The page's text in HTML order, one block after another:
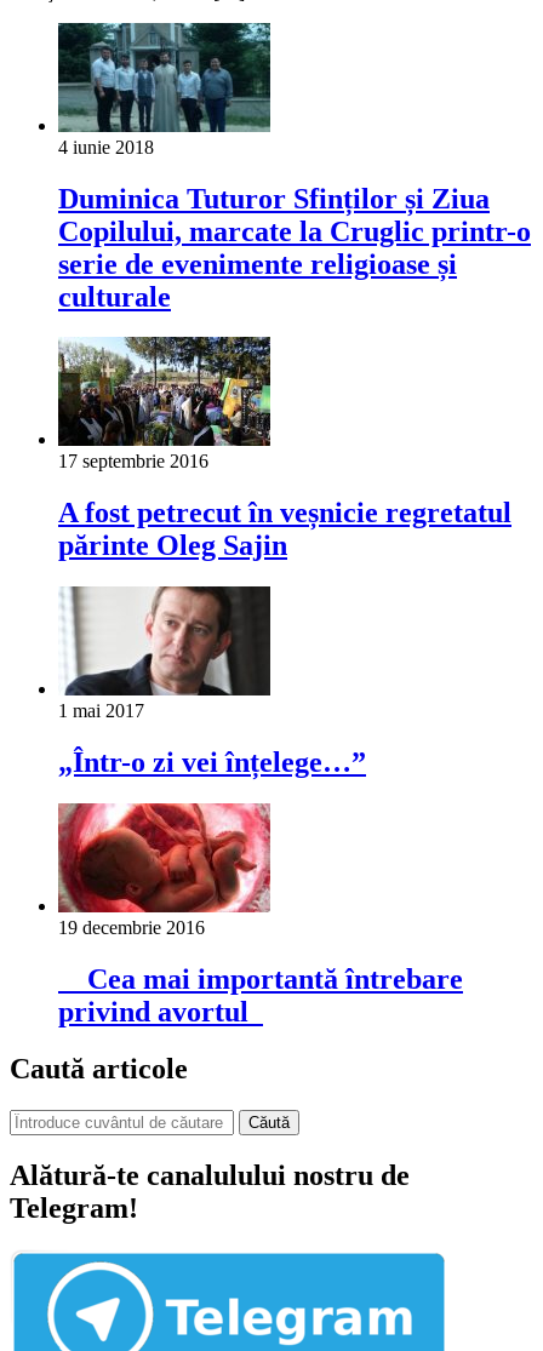
4 iunie 2018
Duminica Tuturor Sfinților și Ziua
Copilului, marcate la Cruglic printr-o
serie de evenimente religioase și
culturale
17 septembrie 2016
A fost petrecut în veșnicie regretatul
părinte Oleg Sajin
1 mai 2017
„Într-o zi vei înțelege…”
19 decembrie 2016
Cea mai importantă întrebare
privind avortul
Caută articole
Căută
Alătură-te canalulului nostru de
Telegram!